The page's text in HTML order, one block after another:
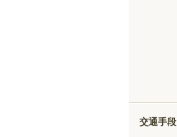
交通手段